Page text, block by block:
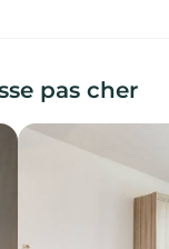
pas cher